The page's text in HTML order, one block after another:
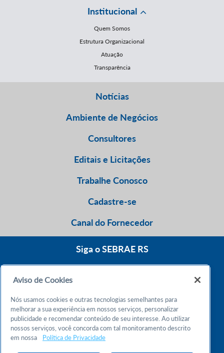
Institucional
Quem Somos
Estrutura Organizacional
Atuação
Transparência
Notícias
Ambiente de Negócios
Consultores
Editais e Licitações
Trabalhe Conosco
Cadastre-se
Canal do Fornecedor
Siga o SEBRAE RS
Atendimento 24h
Chame no WhatsApp
Aviso de Cookies
Nós usamos cookies e outras tecnologias semelhantes para
melhorar a sua experiência em nossos serviços, personalizar
publicidade e recomendar conteúdo de seu interesse. Ao utilizar
nossos serviços, você concorda com tal monitoramento descrito
em nossa
Política de Privacidade